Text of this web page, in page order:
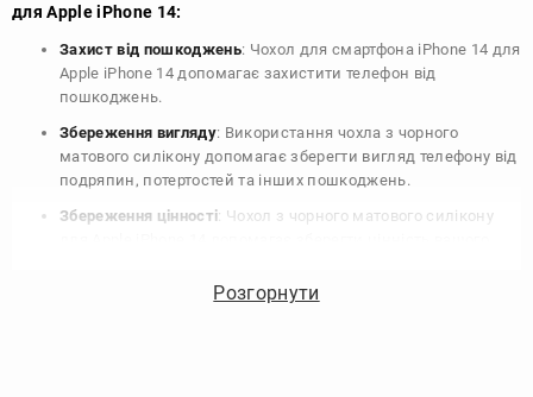
для Apple iPhone 14:
Захист від пошкоджень: Чохол для смартфона iPhone 14 для
Apple iPhone 14 допомагає захистити телефон від
пошкоджень.
Збереження вигляду: Використання чохла з чорного
матового силікону допомагає зберегти вигляд телефону від
подряпин, потертостей та інших пошкоджень.
Збереження цінності: Чохол з чорного матового силікону
продати свій пристрій в майбутньому.
Розгорнути